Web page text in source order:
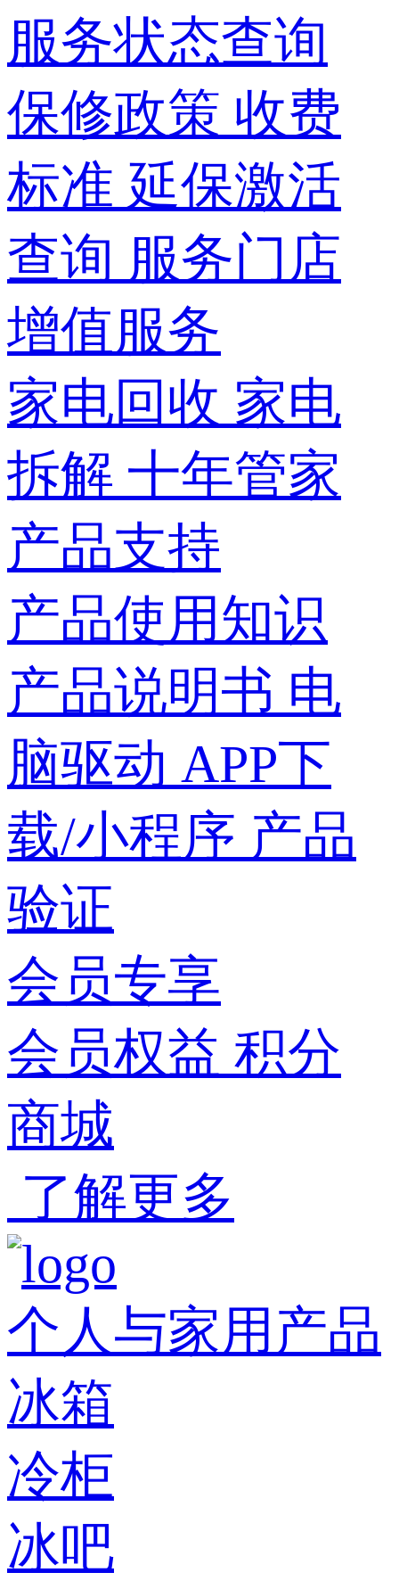
服务状态查询
保修政策 收费
标准 延保激活
查询 服务门店
增值服务
家电回收 家电
拆解 十年管家
产品支持
产品使用知识
产品说明书 电
脑驱动 APP下
载/小程序 产品
验证
会员专享
会员权益 积分
商城
了解更多
个人与家用产品
冰箱
冷柜
冰吧